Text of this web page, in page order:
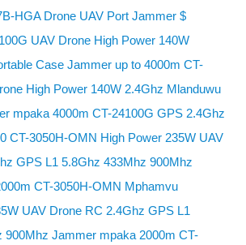
HGA Drone UAV Port Jammer $
UAV Drone High Power 140W
Case Jammer up to 4000m CT-
High Power 140W 2.4Ghz Mlanduwu
mpaka 4000m CT-24100G GPS 2.4Ghz
CT-3050H-OMN High Power 235W UAV
GPS L1 5.8Ghz 433Mhz 900Mhz
CT-3050H-OMN Mphamvu
UAV Drone RC 2.4Ghz GPS L1
900Mhz Jammer mpaka 2000m CT-